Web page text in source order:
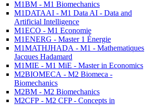
M1BM - M1 Biomechanics
M1DATAAI - M1 Data AI - Data and
Artificial Intelligence
M1ECO - M1 Economie
M1ENERG - Master 1 Énergie
M1MATHJHADA - M1 - Mathematiques
Jacques Hadamard
M1MIE - M1 MiE - Master in Economics
M2BIOMECA - M2 Biomeca -
Biomechanics
M2BM - M2 Biomechanics
M2CFP - M2 CFP - Concepts in